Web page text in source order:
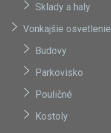
Sklady a haly
Vonkajšie osvetlenie
Budovy
Parkovisko
Pouličné
Kostoly